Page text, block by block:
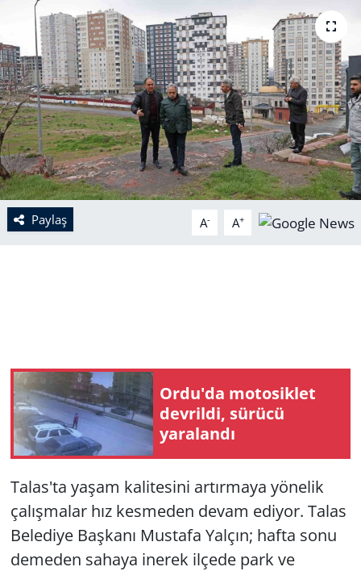
Paylaş A- A+
Ordu'da motosiklet
devrildi, sürücü
yaralandı
Talas'ta yaşam kalitesini artırmaya yönelik
çalışmalar hız kesmeden devam ediyor. Talas
Belediye Başkanı Mustafa Yalçın; hafta sonu
demeden sahaya inerek ilçede park ve